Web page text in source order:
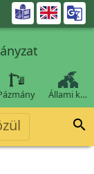

Állami k…
